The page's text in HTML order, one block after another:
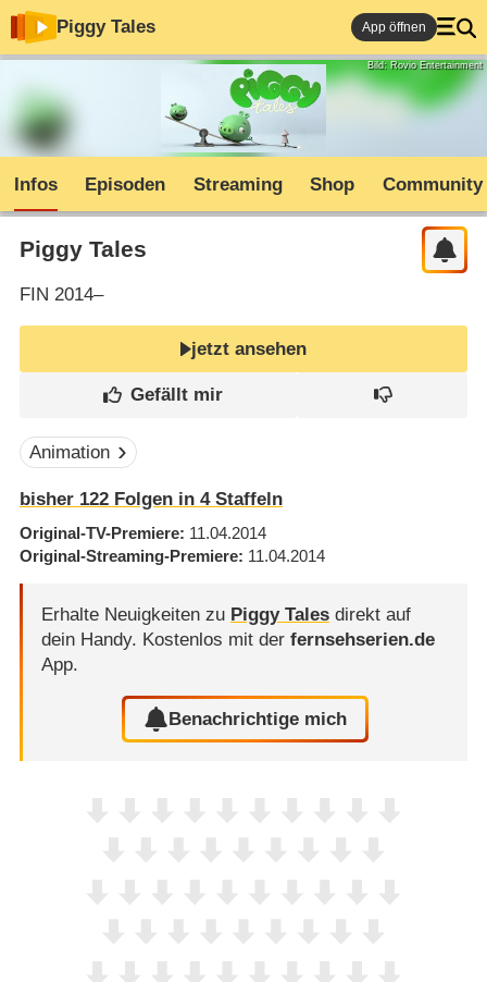
Piggy Tales App öffnen
Bild: Rovio Entertainment
Infos Episoden Streaming Shop Community
Piggy Tales
FIN 2014–
jetzt ansehen
Animation
bisher 122Folgen in 4Staffeln
Original-TV-Premiere 11.04.2014
Original-Streaming-Premiere 11.04.2014
Erhalte Neuigkeiten zu Piggy Talesdirekt auf
dein Handy. Kostenlos mit der fernsehserien.de
App.
Benachrichtige mich